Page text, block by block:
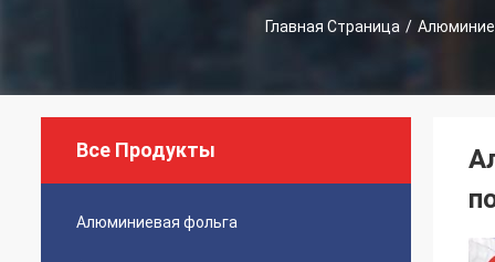
Главная Страница /
Все Продукты
Алюминиевая фольга